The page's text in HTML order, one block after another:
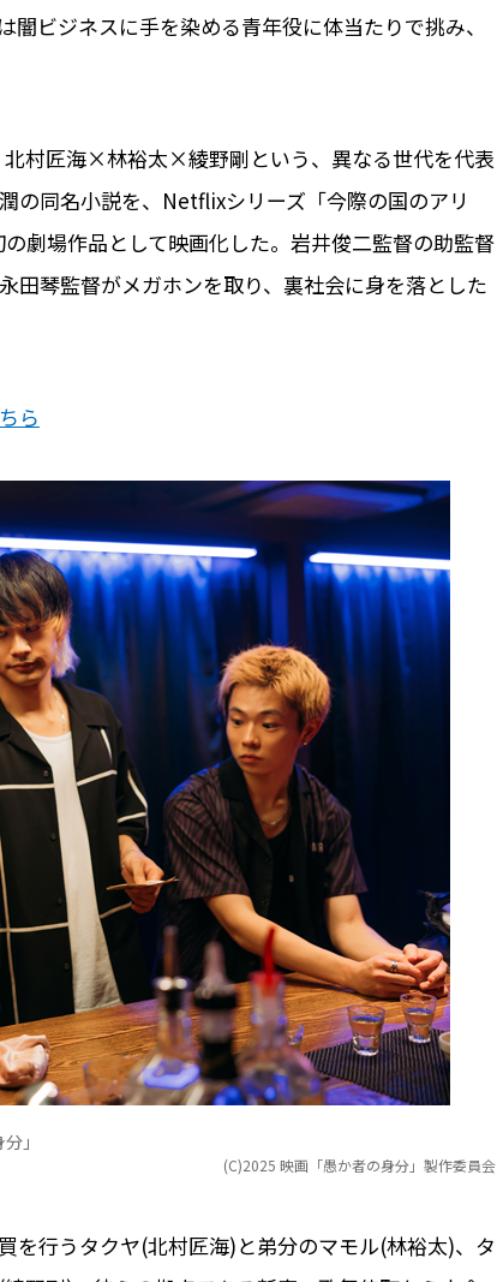
ビジネスに手を染める青年役に体当たりで挑み、
村匠海×林裕太×綾野剛という、異なる世代を代表
の同名小説を、Netflixシリーズ「今際の国のアリ
劇場作品として映画化した。岩井俊二監督の助監督
田琴監督がメガホンを取り、裏社会に身を落とした
ら
」
(C)2025 映画「愚か者の身分」製作委員会
を行うタクヤ(北村匠海)と弟分のマモル(林裕太)、タ